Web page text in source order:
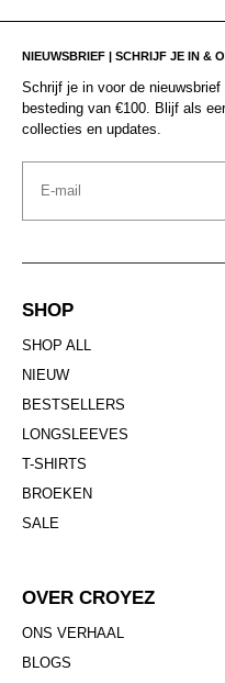
NIEUWSBRIEF | SCHRIJF JE IN &
Schrijf je in voor de
besteding van €100. Blijf als
collecties en updates.
Email
SHOP
SHOP ALL
NIEUW
BESTSELLERS
LONGSLEEVES
T-SHIRTS
BROEKEN
SALE
OVER CROYEZ
ONS VERHAAL
BLOGS